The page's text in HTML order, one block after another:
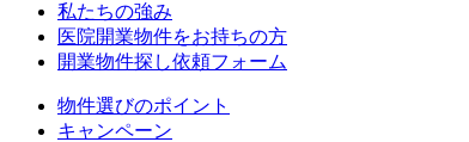
私たちの強み
医院開業物件をお持ちの方
開業物件探し依頼フォーム
物件選びのポイント
キャンペーン